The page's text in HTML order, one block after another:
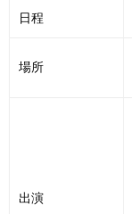
日程
場所
出演